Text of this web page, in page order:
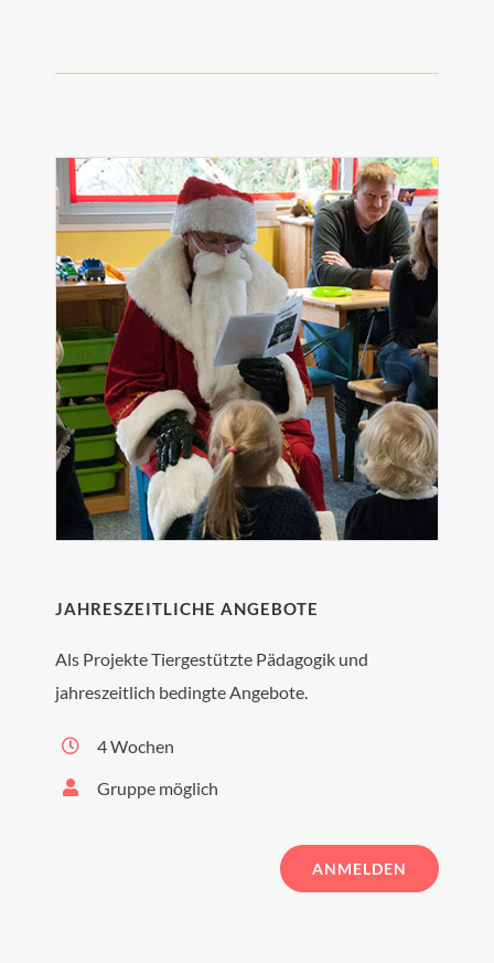
JAHRESZEITLICHE ANGEBOTE
Als Projekte Tiergestützte Pädagogik und
jahreszeitlich bedingte Angebote.
4 Wochen
Gruppe möglich
ANMELDEN